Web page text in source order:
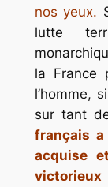
nos yeux.
lutte
la France
l’homme,
sur tant
français a
acquise
victorieux